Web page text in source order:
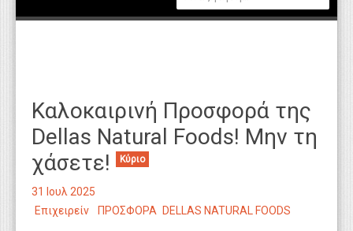
Καλοκαιρινή Προσφορά της
Dellas Natural Foods! Μην τη
χάσετε!
Κύριο
31 Ιουλ 2025
Επιχειρείν
ΠΡΟΣΦΟΡΑ DELLAS NATURAL FOODS
Καιρός
Τεχνολογία
Εκπαίδευση
Υγεία
Γενικά